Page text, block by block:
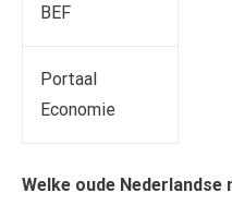
BEF
Portaal
Economie
Welke oude Nederlandse